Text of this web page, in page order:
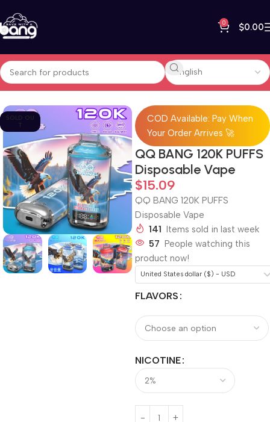
0 $0.00
Home Disposable Vape
SOLD OU
T
COD Available: Pay When
Your Order Arrives 🚀
QQ BANG 120K PUFFS
Disposable Vape
$15.09
QQ BANG 120K PUFFS
Disposable Vape
141 Items sold in last week
57 People watching this
product now!
United States dollar ($) - USD
FLAVORS
NICOTINE